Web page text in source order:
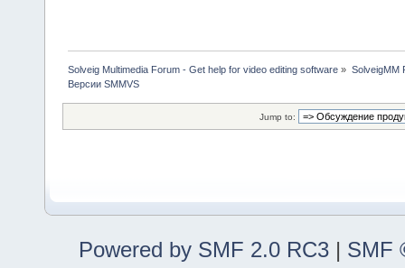
Solveig Multimedia Forum - Get help for video editing software » SolveigMM
Версии SMMVS
Jump to:
Powered by SMF 2.0 RC3 | SMF